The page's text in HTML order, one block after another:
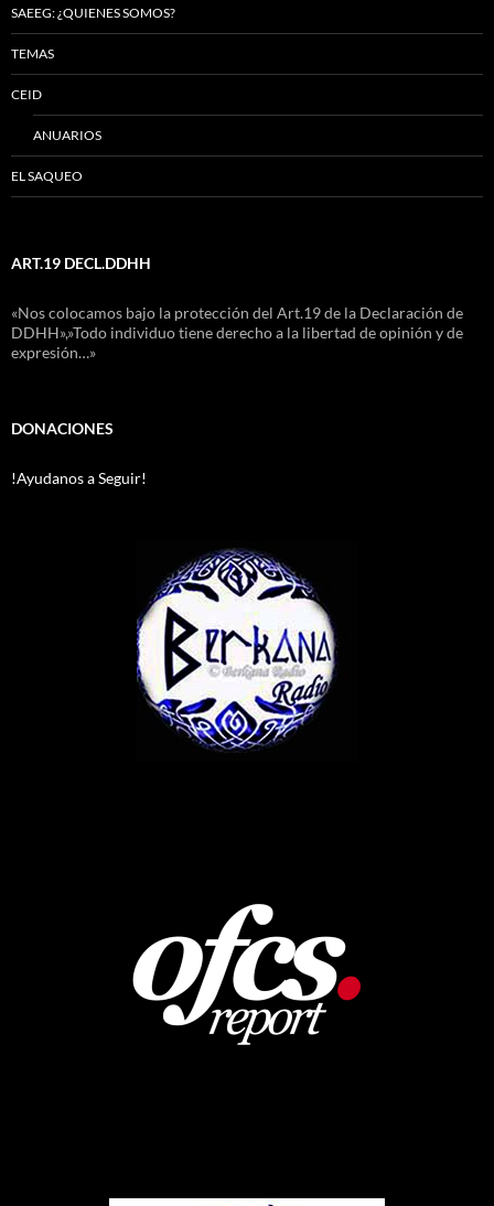
SAEEG: ¿QUIENES SOMOS?
TEMAS
CEID
ANUARIOS
EL SAQUEO
ART.19 DECL.DDHH
«Nos colocamos bajo la protección del Art.19 de la Declaración de
DDHH»,»Todo individuo tiene derecho a la libertad de opinión y de
expresión…»
DONACIONES
!Ayudanos a Seguir!